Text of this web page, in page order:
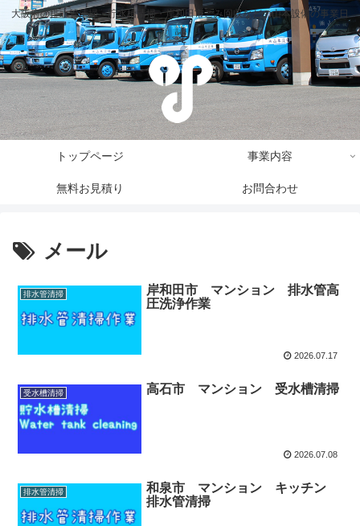
大阪府の排水管清掃・貯水槽清掃・岸和田市ごみ回収などの山本設備の事業日
誌
トップページ 事業内容
無料お見積り お問合わせ
メール
排水管清掃
岸和田市 マンション 排水管高
圧洗浄作業
2026.07.17
受水槽清掃 高石市 マンション 受水槽清掃
2026.07.08
排水管清掃
和泉市 マンション キッチン
排水管清掃